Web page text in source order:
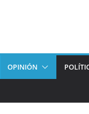
OPINIÓN